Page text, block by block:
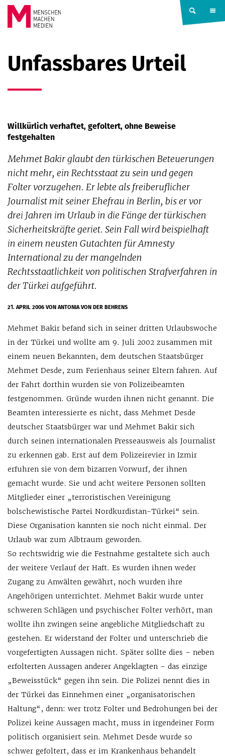
Springe zum Inhalt
MACHEN
MEDIEN
Unfassbares Urteil
Willkürlich verhaftet, gefoltert, ohne Beweise
festgehalten
Mehmet Bakir glaubt den türkischen Beteuerungen
nicht mehr, ein Rechtsstaat zu sein und gegen
Folter vorzugehen. Er lebte als freiberuflicher
Journalist mit seiner Ehefrau in Berlin, bis er vor
drei Jahren im Urlaub in die Fänge der türkischen
Sicherheitskräfte geriet. Sein Fall wird beispielhaft
in einem neusten Gutachten für Amnesty
International zu der mangelnden
Rechtsstaatlichkeit von politischen Strafverfahren in
der Türkei aufgeführt.
21. APRIL 2006VON ANTONIA VON DER BEHRENS
Mehmet Bakir befand sich in seiner dritten Urlaubswoche
in der Türkei und wollte am 9. Juli 2002 zusammen mit
einem neuen Bekannten, dem deutschen Staatsbürger
Mehmet Desde, zum Ferienhaus seiner Eltern fahren. Auf
der Fahrt dorthin wurden sie von Polizeibeamten
festgenommen. Gründe wurden ihnen nicht genannt. Die
Beamten interessierte es nicht, dass Mehmet Desde
deutscher Staatsbürger war und Mehmet Bakir sich
durch seinen internationalen Presseausweis als Journalist
zu erkennen gab. Erst auf dem Polizeirevier in Izmir
erfuhren sie von dem bizarren Vorwurf, der ihnen
gemacht wurde. Sie und acht weitere Personen sollten
Mitglieder einer „terroristischen Vereinigung
bolschewistische Partei Nordkurdistan-Türkei“ sein.
Diese Organisation kannten sie noch nicht einmal. Der
Urlaub war zum Albtraum geworden.
So rechtswidrig wie die Festnahme gestaltete sich auch
der weitere Verlauf der Haft. Es wurden ihnen weder
Zugang zu Anwälten gewährt, noch wurden ihre
Angehörigen unterrichtet. Mehmet Bakir wurde unter
schweren Schlägen und psychischer Folter verhört, man
wollte ihn zwingen seine angebliche Mitgliedschaft zu
gestehen. Er widerstand der Folter und unterschrieb die
vorgefertigten Aussagen nicht. Später sollte dies – neben
erfolterten Aussagen anderer Angeklagten – das einzige
„Beweisstück“ gegen ihn sein. Die Polizei nennt dies in
der Türkei das Einnehmen einer „organisatorischen
Haltung“, denn: wer trotz Folter und Bedrohungen bei der
Polizei keine Aussagen macht, muss in irgendeiner Form
politisch organisiert sein. Mehmet Desde wurde so
schwer gefoltert, dass er im Krankenhaus behandelt